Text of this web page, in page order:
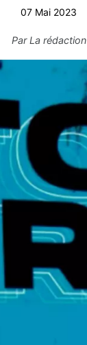
07 Mai 2023
ParLa rédaction